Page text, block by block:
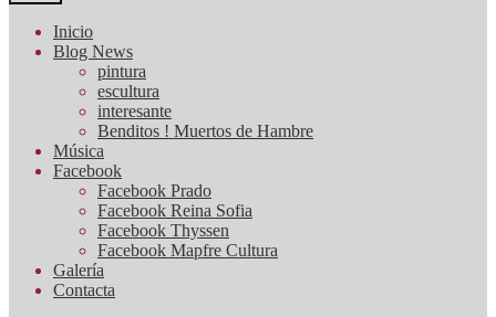
Inicio
Blog News
pintura
escultura
interesante
Benditos ! Muertos de Hambre
Música
Facebook
Facebook Prado
Facebook Reina Sofia
Facebook Thyssen
Facebook Mapfre Cultura
Galería
Contacta